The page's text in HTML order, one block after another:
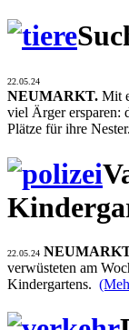
22.05.24
NEUMARKT. Mit
viel Ärger ersparen:
Plätze für ihre Nester.
22.05.24
verwüsteten am
Kindergartens.